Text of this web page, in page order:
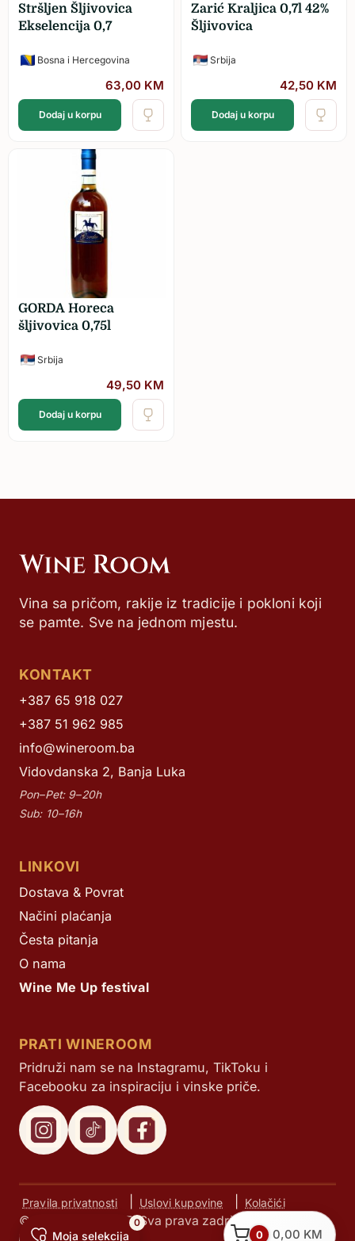
Stršljen Šljivovica
Ekselencija 0,7
Bosna i Hercegovina
63,00 KM
Dodaj u korpu
Zarić Kraljica 0,7l 42%
Šljivovica
Srbija
42,50 KM
Dodaj u korpu
GORDA Horeca
šljivovica 0,75l
Srbija
49,50 KM
Dodaj u korpu
0 0,00 KM
Vina sa pričom, rakije iz tradicije i pokloni koji
se pamte. Sve na jednom mjestu.
KONTAKT
+387 65 918 027
+387 51 962 985
info@wineroom.ba
Vidovdanska 2, Banja Luka
Pon–Pet: 9–20h
Sub: 10–16h
LINKOVI
Dostava & Povrat
Načini plaćanja
Česta pitanja
O nama
Wine Me Up festival
PRATI WINEROOM
Pridruži nam se na Instagramu, TikToku i
Facebooku za inspiraciju i vinske priče.
Pravila privatnosti Uslovi kupovine Kolačići
© Next d.o.o. 2025. Sva prava zadržana.
Moja selekcija
0